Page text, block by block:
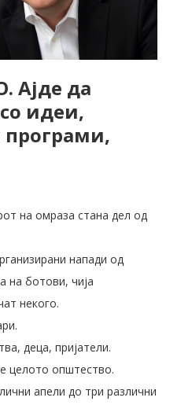
Ајде да
идеи,
на омраза стана дел од
напади од
на ботови, чија
некого.
деца, пријатели.
целото општество.
апели до три различни